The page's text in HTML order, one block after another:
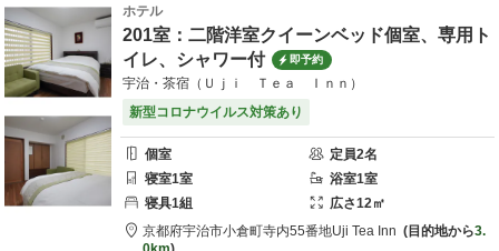
ホテル
201室：二階洋室クイーンベッド個室、専用ト
イレ、シャワー付
即予約
宇治・茶宿（Ｕｊｉ Ｔｅａ Ｉｎｎ）
新型コロナウイルス対策あり
個室 定員2名
寝室1室 浴室1室
寝具1組 広さ12㎡
京都府宇治市小倉町寺内55番地Uji Tea Inn 目的地から3.